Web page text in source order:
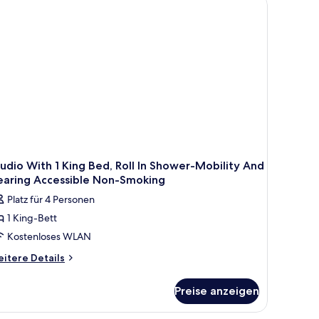
With 1 King Bed, Roll In Shower-Mobility And
Accessible Non-Smoking
Platz für 4 Personen
1 King-Bett
Kostenloses WLAN
Details
Preise anzeigen